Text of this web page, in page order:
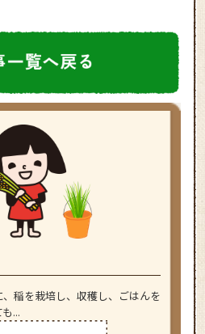
稲を栽培し、収穫し、ごはんを
...